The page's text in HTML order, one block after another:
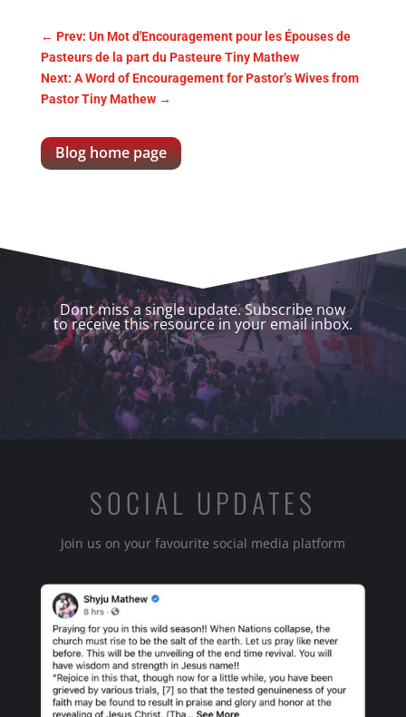
← Prev: Un Mot d'Encouragement pour les Épouses de
Pasteurs de la part du Pasteure Tiny Mathew
Next: A Word of Encouragement for Pastor’s Wives from
Pastor Tiny Mathew→
Blog home page
Dont miss a single update. Subscribe now
to receive this resource in your email inbox.
SOCIAL UPDATES
Join us on your favourite social media platform